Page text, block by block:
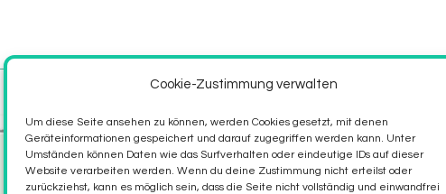
Cookie-Zustimmung verwalten
Um diese Seite ansehen zu können, werden Cookies gesetzt, mit denen
Geräteinformationen gespeichert und darauf zugegriffen werden kann. Unter
Umständen können Daten wie das Surfverhalten oder eindeutige IDs auf dieser
Website verarbeiten werden. Wenn du deine Zustimmung nicht erteilst oder
zurückziehst, kann es möglich sein, dass die Seite nicht vollständig und einwandfrei